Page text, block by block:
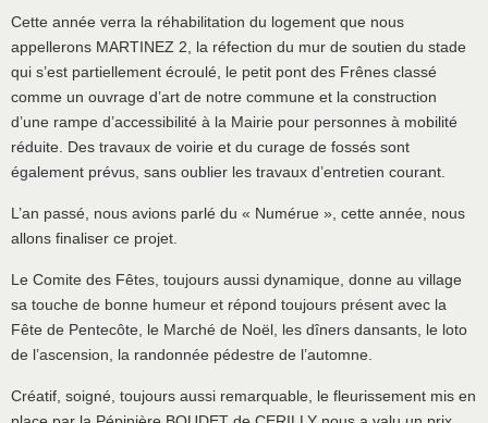
Cette année verra la réhabilitation du logement que nous
appellerons MARTINEZ 2, la réfection du mur de soutien du stade
qui s’est partiellement écroulé, le petit pont des Frênes classé
comme un ouvrage d’art de notre commune et la construction
d’une rampe d’accessibilité à la Mairie pour personnes à mobilité
réduite. Des travaux de voirie et du curage de fossés sont
également prévus, sans oublier les travaux d’entretien courant.
L’an passé, nous avions parlé du « Numérue », cette année, nous
allons finaliser ce projet.
Le Comite des Fêtes, toujours aussi dynamique, donne au village
sa touche de bonne humeur et répond toujours présent avec la
Fête de Pentecôte, le Marché de Noël, les dîners dansants, le loto
de l’ascension, la randonnée pédestre de l’automne.
Créatif, soigné, toujours aussi remarquable, le fleurissement mis en